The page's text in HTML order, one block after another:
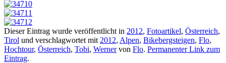
Dieser Eintrag wurde veröffentlicht in 2012, Fotoartikel, Österreich,
Tirol und verschlagwortet mit 2012, Alpen, Bikebergsteigen, Flo,
Hochtour, Österreich, Tobi, Wernervon Flo. Permanenter Link zum
Eintrag.